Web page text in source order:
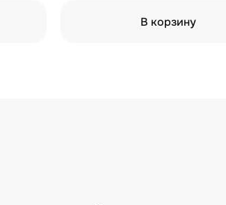
В корзину